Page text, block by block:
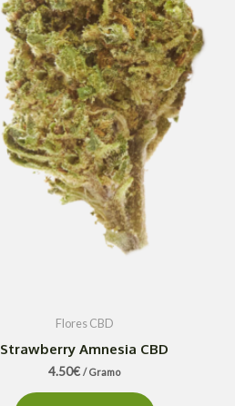
Flores CBD
Strawberry Amnesia CBD
4.50€ / Gramo